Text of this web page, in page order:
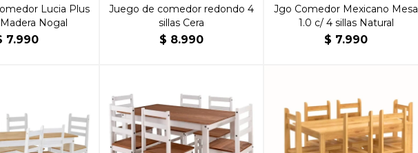
Lucia Plus
Nogal
7.990
Juego de comedor redondo 4
sillas Cera
$ 8.990
Jgo Comedor Mexicano Mesa
1.0 c/ 4 sillas Natural
$ 7.990